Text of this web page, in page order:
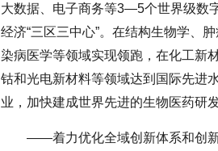
大数据、电子商务等3—5个世界级数
经济“三区三中心”。在结构生物学、
染病医学等领域实现领跑，在化工新
钴和光电新材料等领域达到国际先进
业，加快建成世界先进的生物医药研
——着力优化全域创新体系和创